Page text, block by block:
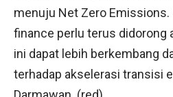
menuju Net Zero Emissions.
finance perlu terus didorong
ini dapat lebih berkembang
terhadap akselerasi transisi